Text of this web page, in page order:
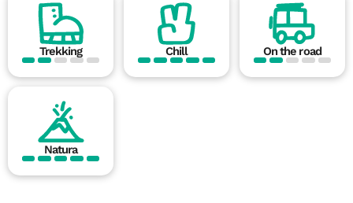
Trekking Chill On the road
Natura